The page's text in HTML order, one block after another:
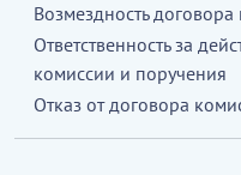
Возмездность
Ответственность за
комиссии и поручения
Отказ от договора